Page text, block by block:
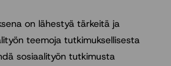
on lähestyä tärkeitä ja
teemoja tutkimuksellisesta
sosiaalityön tutkimusta